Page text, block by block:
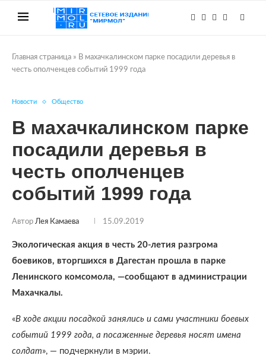
Главная страница » В махачкалинском парке посадили деревья в
честь ополченцев событий 1999 года
Новости Общество
В махачкалинском парке
посадили деревья в
честь ополченцев
событий 1999 года
Автор Лея Камаева 15.09.2019
Экологическая акция в честь 20-летия разгрома
боевиков, вторгшихся в Дагестан прошла в парке
Ленинского комсомола, —сообщают в администрации
Махачкалы.
«В ходе акции посадкой занялись и сами участники боевых
событий 1999 года, а посаженные деревья носят имена
солдат», — подчеркнули в мэрии.